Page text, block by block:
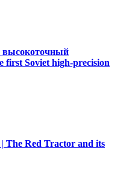
first Soviet high-precision
The Red Tractor and its